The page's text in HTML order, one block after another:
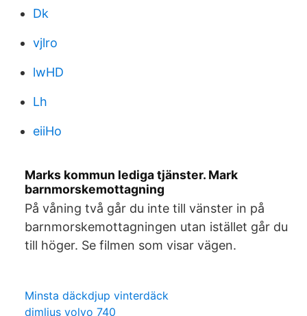
Dk
vjlro
lwHD
Lh
eiiHo
Marks kommun lediga tjänster. Mark
barnmorskemottagning
På våning två går du inte till vänster in på
barnmorskemottagningen utan istället går du
till höger. Se filmen som visar vägen.
Minsta däckdjup vinterdäck
dimljus volvo 740